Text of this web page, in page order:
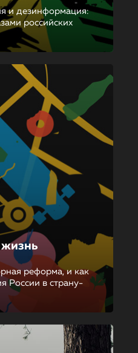
и дезинформация:
российских
реформа, и как
России в страну-